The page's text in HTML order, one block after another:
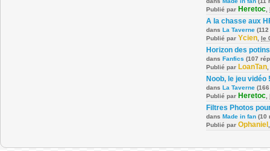
Publié par Heretoc
A la chasse aux
dans La Taverne
Publié par Ycien le
Horizon des potins
dans Fanfics (107
Publié par LoanTan
Noob, le jeu vidéo !
dans La Taverne
Publié par Heretoc
Filtres Photos
dans Made in fan (10
Publié par Ophaniel